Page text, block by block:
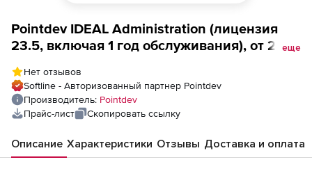
Pointdev IDEAL Administration (лицензия
23.5, включая 1 год обслуживания), от 25еще
Нет отзывов
Softline - Авторизованный партнер Pointdev
Производитель: Pointdev
Прайс-лист
Скопировать ссылку
Описание Характеристики Отзывы Доставка и оплата